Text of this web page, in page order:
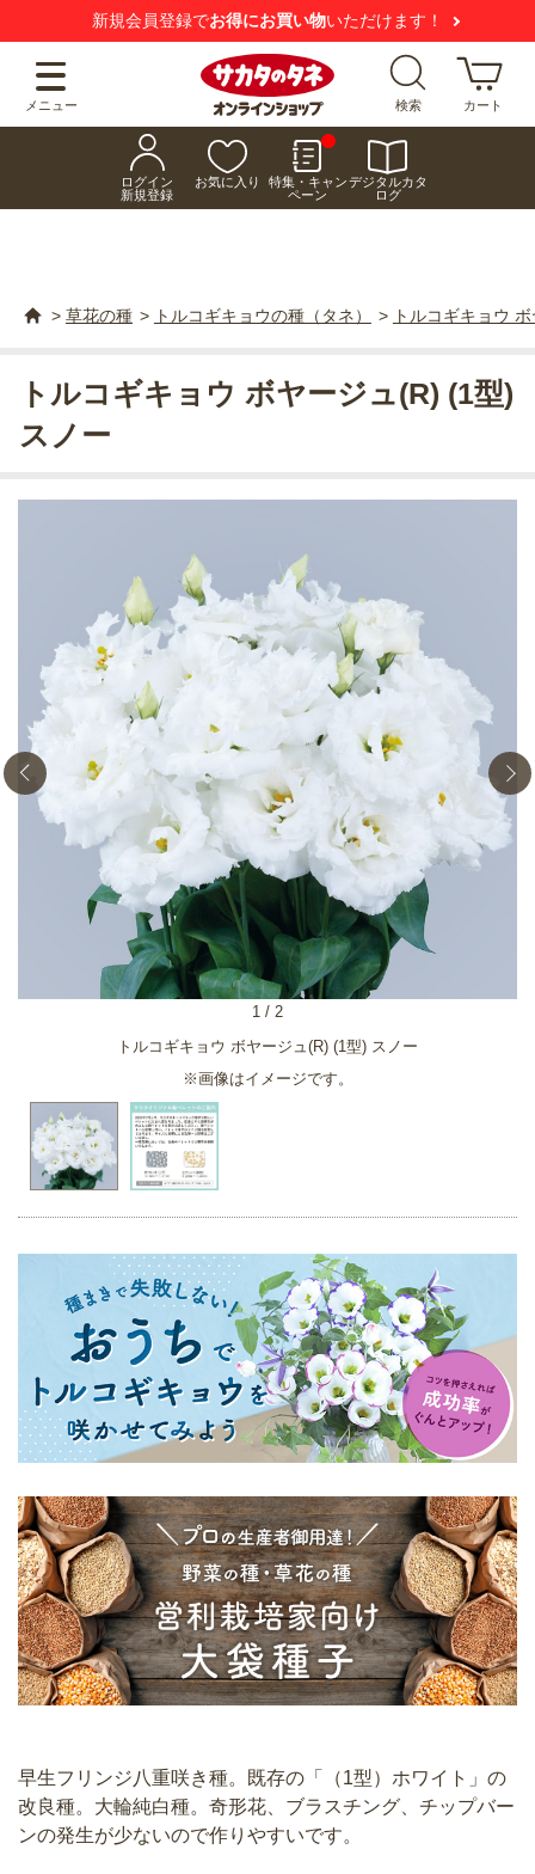
新規会員登録でお得にお買い物いただけます！
メニュー 検索 カート
ログイン
新規登録
お気に入り
特集・キャン
ペーン
デジタルカタ
ログ
> 草花の種 > トルコギキョウの種（タネ） > トルコギキョウ
トルコギキョウ ボヤージュ(R) (1型) スノー
※画像はイメージです。
1 / 2
トルコギキョウ ボヤージュ(R) (1型)
スノー
早生フリンジ八重咲き種。既存の「（1型）ホワイト」の
改良種。大輪純白種。奇形花、ブラスチング、チップバー
ンの発生が少ないので作りやすいです。